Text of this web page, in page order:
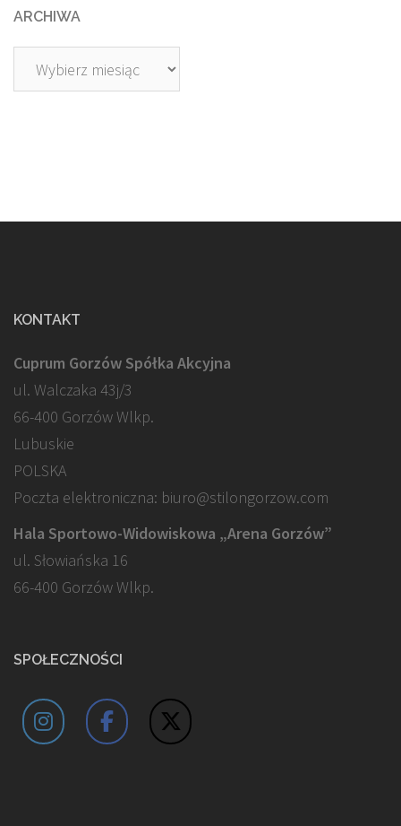
ARCHIWA
Archiwa
KONTAKT
Cuprum Gorzów Spółka Akcyjna
ul. Walczaka 43j/3
66-400 Gorzów Wlkp.
Lubuskie
POLSKA
Poczta elektroniczna: biuro@stilongorzow.com
Hala Sportowo-Widowiskowa „Arena Gorzów”
ul. Słowiańska 16
66-400 Gorzów Wlkp.
SPOŁECZNOŚCI